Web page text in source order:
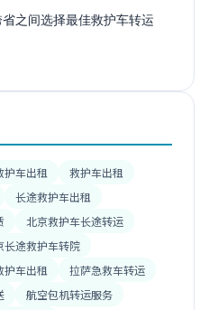
之间选择最佳救护车转运
护车出租
救护车出租
长途救护车出租
北京救护车长途转运
长途救护车转院
护车出租
拉萨急救车转运
航空包机转运服务